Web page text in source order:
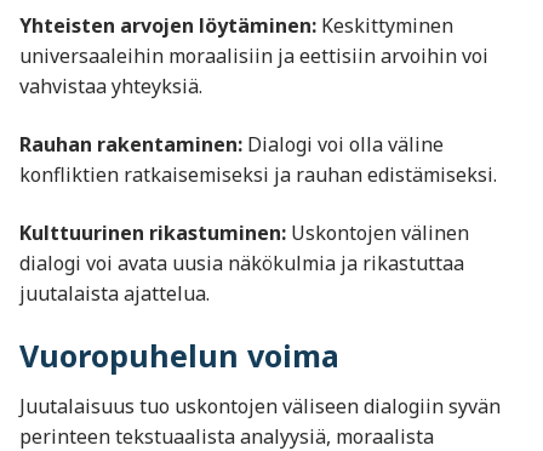
Yhteisten arvojen löytäminen: Keskittyminen
universaaleihin moraalisiin ja eettisiin arvoihin voi
vahvistaa yhteyksiä.
Rauhan rakentaminen: Dialogi voi olla väline
konfliktien ratkaisemiseksi ja rauhan edistämiseksi.
Kulttuurinen rikastuminen: Uskontojen välinen
dialogi voi avata uusia näkökulmia ja rikastuttaa
juutalaista ajattelua.
Vuoropuhelun voima
Juutalaisuus tuo uskontojen väliseen dialogiin syvän
perinteen tekstuaalista analyysiä, moraalista